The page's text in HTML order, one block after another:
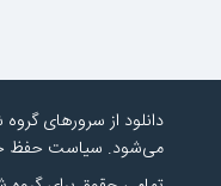
دانلود از سرورهای
می‌شود. سیاست حفظ